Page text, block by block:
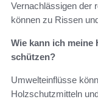
Vernachlässigen der
können zu Rissen
Wie kann ich
schützen?
Umwelteinflüsse
Holzschutzmitteln